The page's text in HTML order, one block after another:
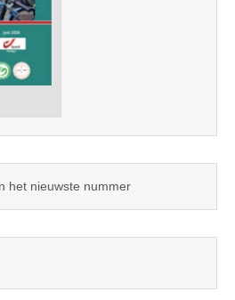
het nieuwste nummer